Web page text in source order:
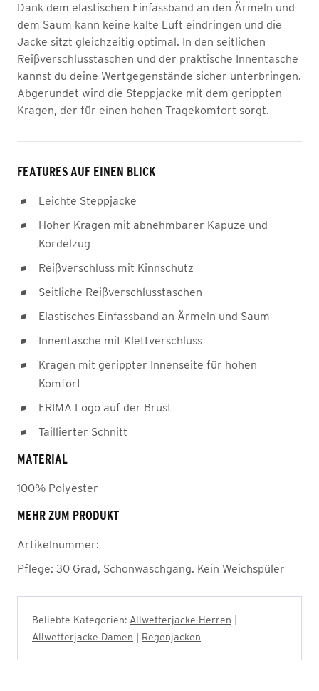
Dank dem elastischen Einfassband an den Ärmeln und
dem Saum kann keine kalte Luft eindringen und die
Jacke sitzt gleichzeitig optimal. In den seitlichen
Reißverschlusstaschen und der praktische Innentasche
kannst du deine Wertgegenstände sicher unterbringen.
Abgerundet wird die Steppjacke mit dem gerippten
Kragen, der für einen hohen Tragekomfort sorgt.
FEATURES AUF EINEN BLICK
Leichte Steppjacke
Hoher Kragen mit abnehmbarer Kapuze und
Kordelzug
Reißverschluss mit Kinnschutz
Seitliche Reißverschlusstaschen
Elastisches Einfassband an Ärmeln und Saum
Innentasche mit Klettverschluss
Kragen mit gerippter Innenseite für hohen
Komfort
ERIMA Logo auf der Brust
Taillierter Schnitt
MATERIAL
100% Polyester
MEHR ZUM PRODUKT
Artikelnummer:
Pflege: 30 Grad, Schonwaschgang. Kein Weichspüler
Beliebte Kategorien: Allwetterjacke Herren
Allwetterjacke Damen
Regenjacken